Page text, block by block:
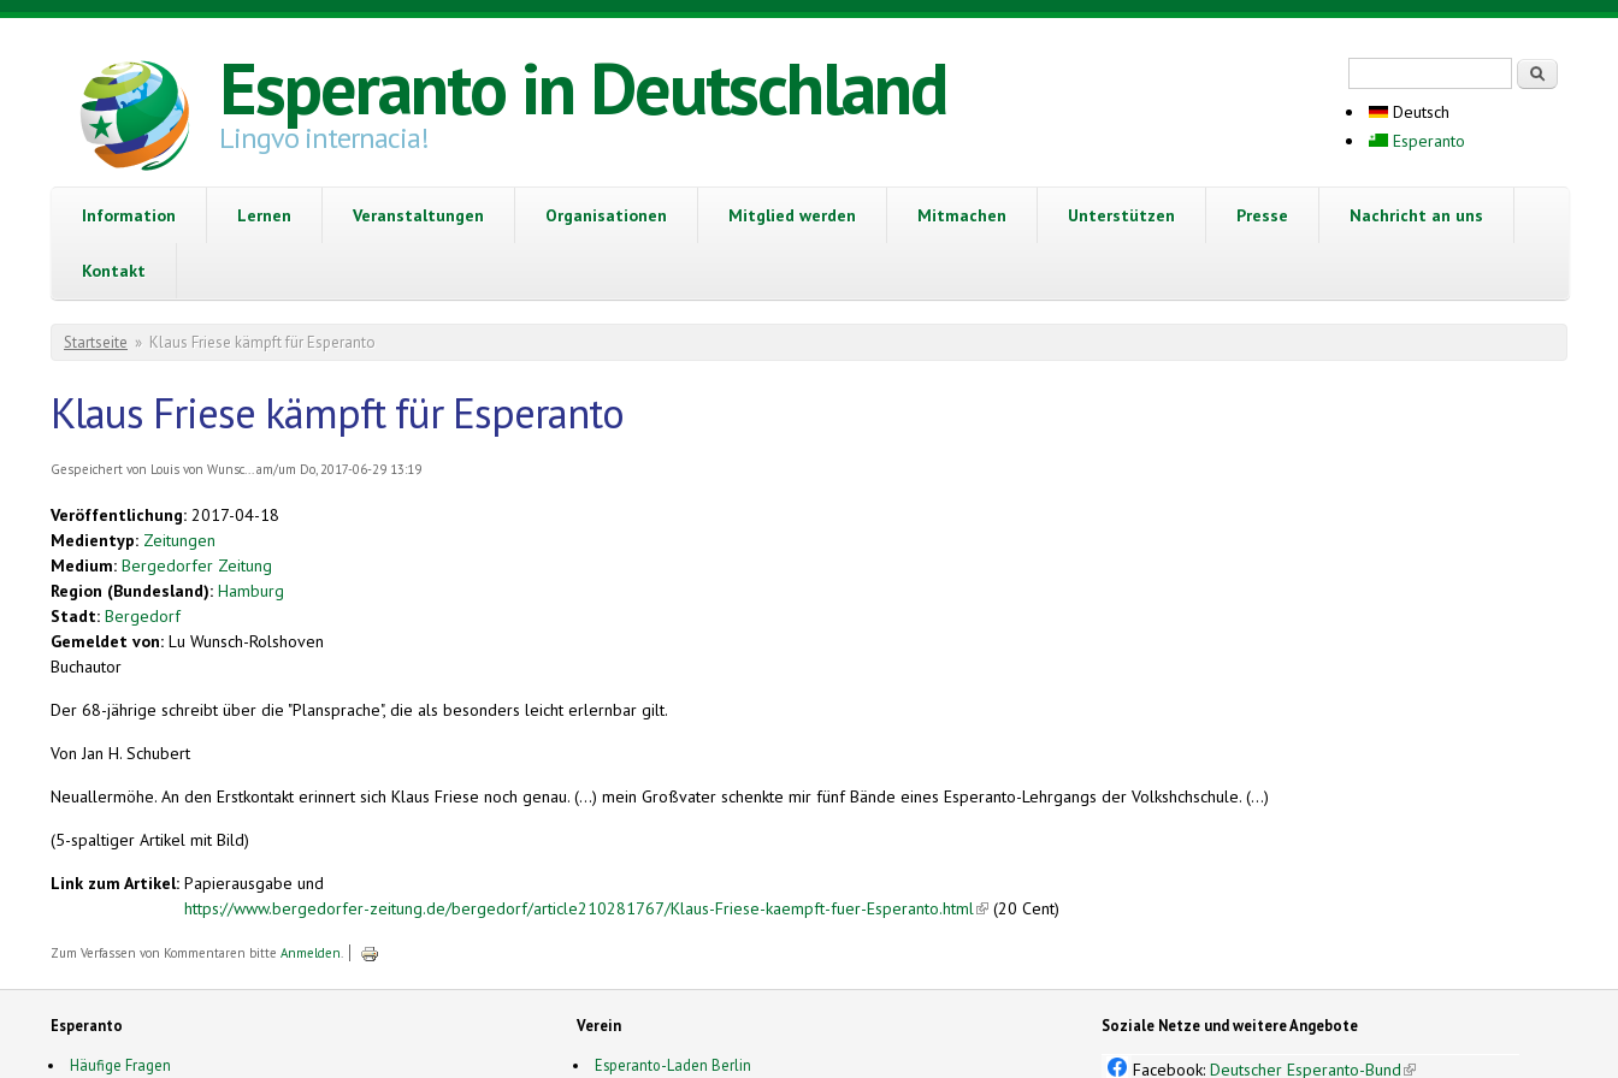
Direkt zum Inhalt
Esperanto in Deutschland
Lingvo internacia!
Deutsch
Esperanto
Information Lernen Veranstaltungen Organisationen Mitglied werden Mitmachen Unterstützen Presse Nachricht an uns
Kontakt
Sie sind hier
Startseite » Klaus Friese kämpft für Esperanto
Klaus Friese kämpft für Esperanto
Gespeichert von Louis von Wunsc...am/um Do, 2017-06-29 13:19
Veröffentlichung: 2017-04-18
Medientyp: Zeitungen
Medium: Bergedorfer Zeitung
Region (Bundesland): Hamburg
Stadt: Bergedorf
Gemeldet von: Lu Wunsch-Rolshoven
Buchautor
Der 68-jährige schreibt über die "Plansprache", die als besonders leicht erlernbar gilt.
Von Jan H. Schubert
Neuallermöhe. An den Erstkontakt erinnert sich Klaus Friese noch genau. (...) mein Großvater schenkte mir fünf Bände eines Esperanto-Lehrgangs der Volkshchschule. (...)
(5-spaltiger Artikel mit Bild)
Link zum Artikel: Papierausgabe und
https://www.bergedorfer-zeitung.de/bergedorf/article210281767/Klaus-Friese-kaempft-fuer-Esperanto.html(link is external)
(20 Cent)
Zum Verfassen von Kommentaren bitte Anmelden.
Esperanto
Häufige Fragen
Verein
Esperanto-Laden Berlin
Soziale Netze und weitere Angebote
Facebook:Deutscher Esperanto-Bund(link is external)